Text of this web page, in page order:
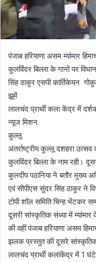
पंजाब हरियाणा असम म्यांमार
कुलविंदर बिल्ला के गानों पर
सिंह ठाकुर एसपी कार्तिकेयन
झूमें
लालचंद प्रार्थी कला केंद्र में
न्यूज मिशन
कुल्लू
अंतर्राष्ट्रीय कुल्लू दशहरा
कुलविंदर बिल्ला के नाम रही।
कुलदीप पठानिया ने बतौर मुख्य
एवं सीपीएस सुंदर सिंह ठाकुर ने
टोपी शॉल समिति चिन्ह भेंटकर
दूसरी सांस्कृतिक संध्या में
की वहीं पंजाब हरियाणा असम
झलक प्रस्तुत की दूसरे सांस्कृतिक
लालचंद प्रार्थी कलांकेंद्र में 1